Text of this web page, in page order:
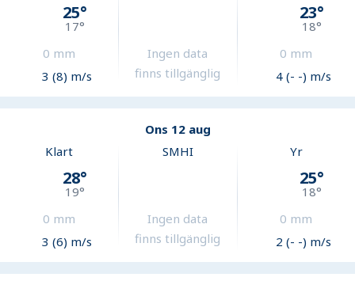
25°
17°
0 mm
3 (8) m/s
Ingen data
finns tillgänglig
23°
18°
0 mm
4 (- -) m/s
Ons 12 aug
Klart
28°
19°
0 mm
3 (6) m/s
SMHI
Ingen data
finns tillgänglig
Yr
25°
18°
0 mm
2 (- -) m/s